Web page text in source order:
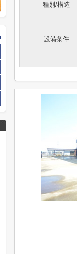
種別/構造
設備条件